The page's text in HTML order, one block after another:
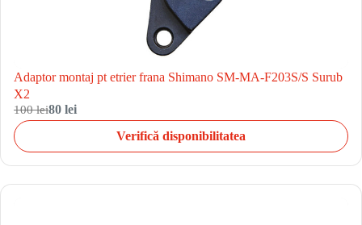
Adaptor montaj pt etrier frana Shimano SM-MA-F203S/S Surub
X2
100 lei80 lei
Verifică disponibilitatea